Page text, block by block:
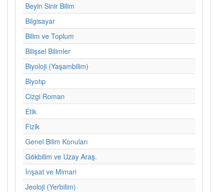
Beyin Sinir Bilim
Bilgisayar
Bilim ve Toplum
Bilişsel Bilimler
Biyoloji (Yaşambilim)
Biyotıp
Cizgi Roman
Etik
Fizik
Genel Bilim Konuları
Gökbilim ve Uzay Araş.
İnşaat ve Mimari
Jeoloji (Yerbilim)